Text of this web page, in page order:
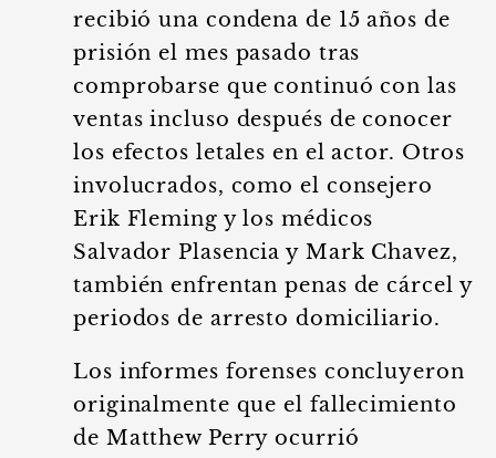
recibió una condena de 15 años de
prisión el mes pasado tras
comprobarse que continuó con las
ventas incluso después de conocer
los efectos letales en el actor. Otros
involucrados, como el consejero
Erik Fleming y los médicos
Salvador Plasencia y Mark Chavez,
también enfrentan penas de cárcel y
periodos de arresto domiciliario.
Los informes forenses concluyeron
originalmente que el fallecimiento
de Matthew Perry ocurrió